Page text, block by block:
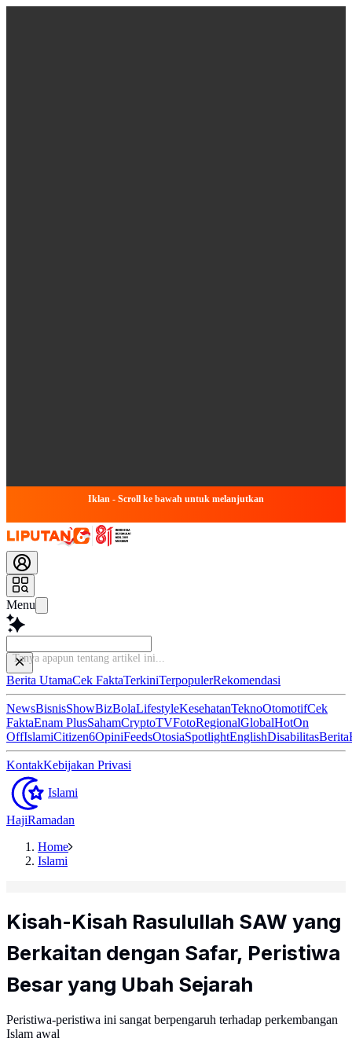
Iklan - Scroll ke bawah untuk melanjutkan
Menu
Tanya apapun tentang
Berita UtamaCek FaktaTerkiniTerpopulerRekomendasi
NewsBisnisShowBizBolaLifestyleKesehatanTeknoOtomotifCek
FaktaEnam PlusSahamCryptoTVFotoRegionalGlobalHotOn
OffIslamiCitizen6OpiniFeedsOtosiaSpotlightEnglishDisabilitasBerita
KontakKebijakan Privasi
Islami
HajiRamadan
Home
Islami
Kisah-Kisah Rasulullah SAW yang
Berkaitan dengan Safar, Peristiwa
Besar yang Ubah Sejarah
Peristiwa-peristiwa ini sangat berpengaruh terhadap perkembangan
Islam awal